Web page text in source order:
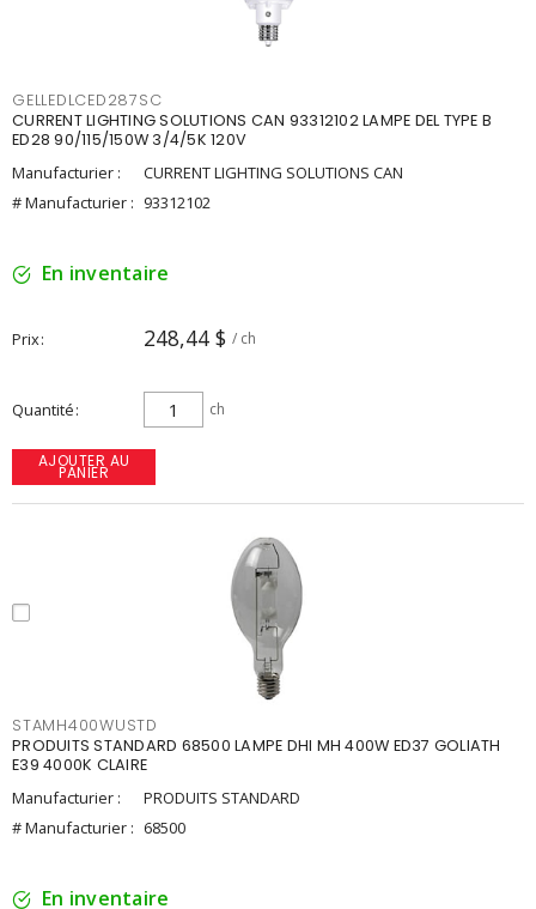
GELLEDLCED287SC
CURRENT LIGHTING SOLUTIONS CAN 93312102 LAMPE DEL TYPE B
ED28 90/115/150W 3/4/5K 120V
Manufacturier :
CURRENT LIGHTING SOLUTIONS CAN
# Manufacturier : 93312102
En inventaire
Prix 248,44 $ / ch
Quantité ch
AJOUTER AU
PANIER
STAMH400WUSTD
PRODUITS STANDARD 68500 LAMPE DHI MH 400W ED37 GOLIATH
E39 4000K CLAIRE
Manufacturier :
PRODUITS STANDARD
# Manufacturier : 68500
En inventaire